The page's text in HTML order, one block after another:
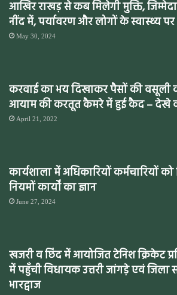
आखिर राखड़ से कब मिलेगी मुक्ति,
नींद में, पर्यावरण और लोगों के स्वास्थ्य पर
May 30, 2024
करवाई का भय दिखाकर पैसों की
आयाम की करतूत कैमरे में हुई कैद – देखे
April 21, 2022
कार्यशाला में अधिकारियों कर्मचारियों
नियमों कार्यों का ज्ञान
June 27, 2024
खजरी व छिंद में आयोजित टेनिश क्रिकेट
में पहुँची विधायक उत्तरी जांगड़े एवं जिला
भारद्वाज